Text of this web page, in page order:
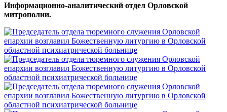
Информационно-аналитический отдел Орловской
митрополии.